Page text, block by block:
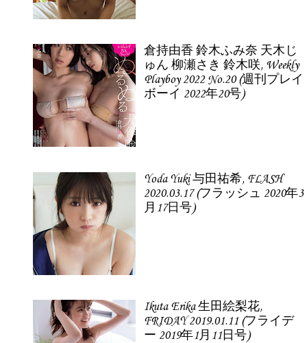
倉持由香 鈴木ふみ奈 天木じ
ゅん 柳瀬さき 鈴木咲, Weekly
Playboy 2022 No.20 (週刊プレイ
ボーイ 2022年20号)
Yoda Yuki 与田祐希, FLASH
2020.03.17 (フラッシュ 2020年3
月17日号)
Ikuta Erika 生田絵梨花,
FRIDAY 2019.01.11 (フライデ
ー 2019年1月11日号)